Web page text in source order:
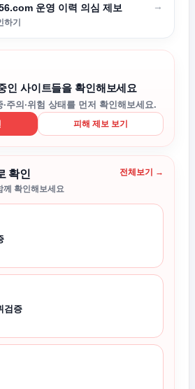
운영 이력 의심 제보
기
→
인 사이트들을 확인해보세요
주의·위험 상태를 먼저 확인해보세요.
피해 제보 보기
확인
께 확인해보세요
전체보기 →
검증